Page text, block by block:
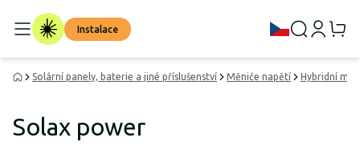
Instalace
Solární panely, baterie a jiné příslušenství Měniče napětí Hybridní
Solax power